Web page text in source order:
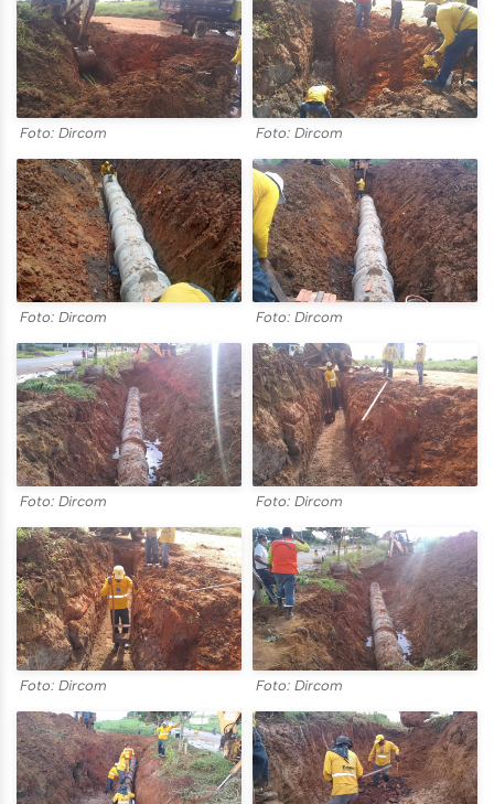
Foto: Dircom Foto: Dircom
Foto: Dircom Foto: Dircom
Foto: Dircom Foto: Dircom
Foto: Dircom Foto: Dircom